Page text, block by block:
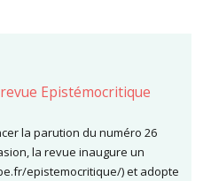
Epistémocritique
la parution du numéro 26
la revue inaugure un
epistemocritique/) et adopte